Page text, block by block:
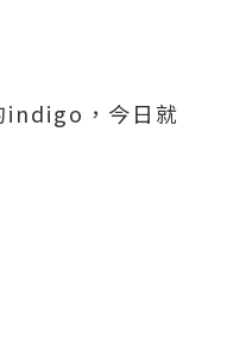
indigo，今日就